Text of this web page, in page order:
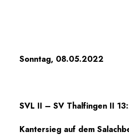
Sonntag, 08.05.2022
SVL II – SV Thalfingen II
Kantersieg auf dem